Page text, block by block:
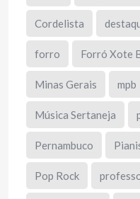
Cordelista
forro Forró Xote
Minas Gerais mpb
Música Sertaneja
Pernambuco
Pop Rock